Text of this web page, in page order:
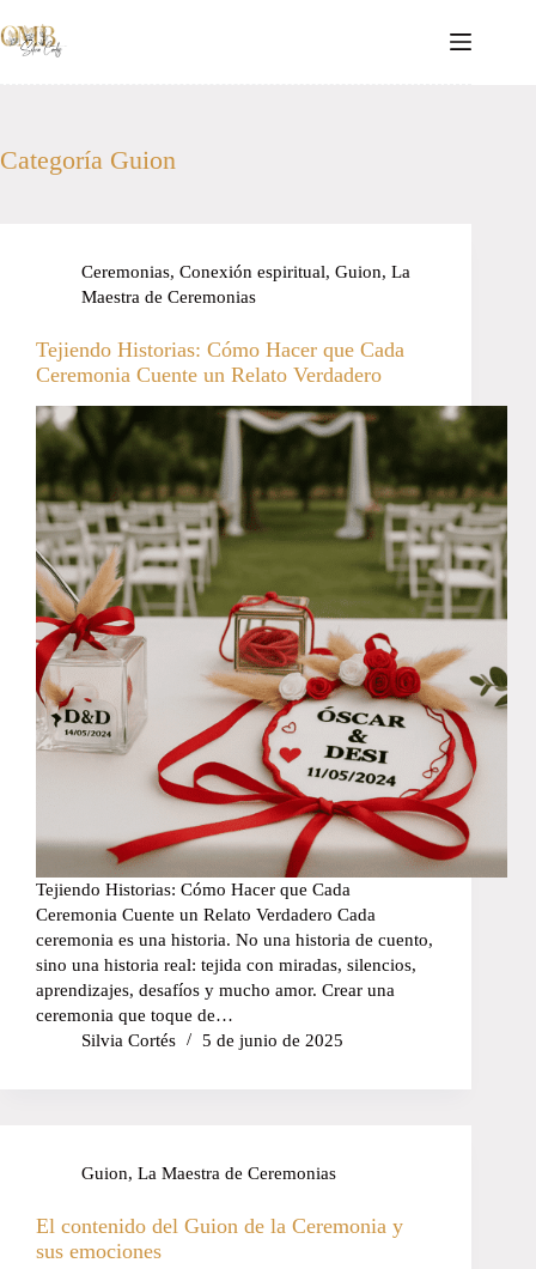
al
contenido
Categoría Guion
Ceremonias, Conexión espiritual, Guion, La
Maestra de Ceremonias
Tejiendo Historias: Cómo Hacer que Cada
Ceremonia Cuente un Relato Verdadero
Tejiendo Historias: Cómo Hacer que Cada
Ceremonia Cuente un Relato Verdadero Cada
ceremonia es una historia. No una historia de cuento,
sino una historia real: tejida con miradas, silencios,
aprendizajes, desafíos y mucho amor. Crear una
ceremonia que toque de…
Silvia Cortés
5 de junio de 2025
Guion, La Maestra de Ceremonias
El contenido del Guion de la Ceremonia y
sus emociones